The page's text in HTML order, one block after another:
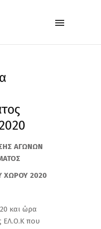
ΑΓΩΝΩΝ
ΧΩΡΟΥ 2020
και ώρα
ΕΛ.Ο.Κ που